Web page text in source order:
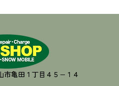
情報単体から特定の個人を識
）
録をする際に氏名，生年月
ルアドレス，銀行口座番号，
転免許証番号などの個人情報
市亀田１丁目４５−１４